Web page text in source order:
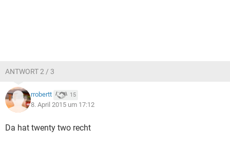
ANTWORT 2 / 3
rrobertt 15
8. April 2015 um 17:12
Da hat twenty two recht